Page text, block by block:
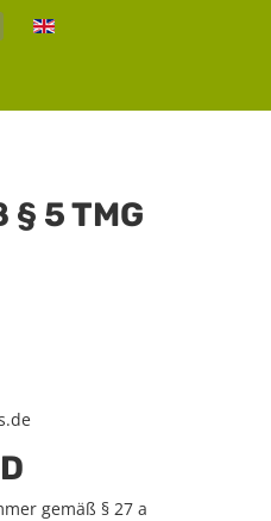
5 TMG
gemäß § 27 a
auswählen